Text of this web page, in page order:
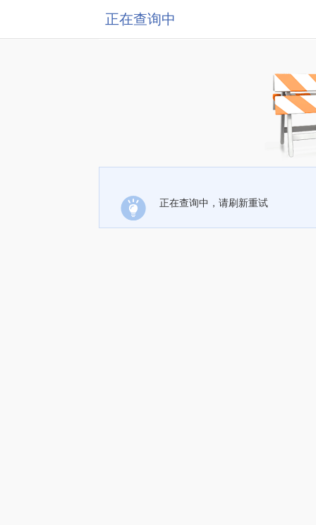
正在查询中
正在查询中，请刷新重试